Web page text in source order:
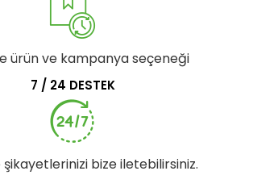
ürün ve kampanya seçeneği
7 / 24 DESTEK
bize iletebilirsiniz.